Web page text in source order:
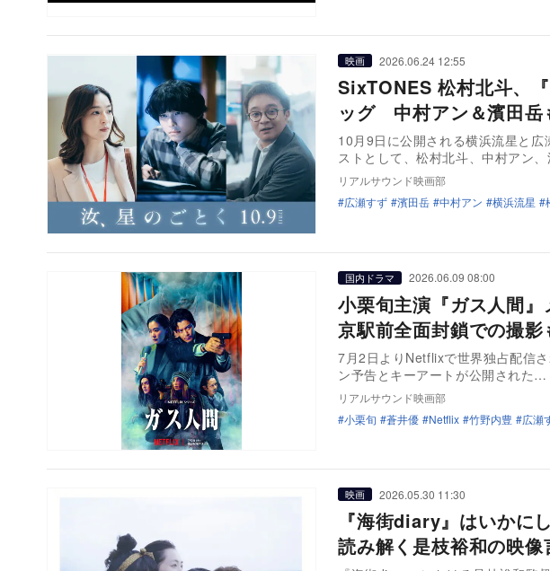
映画 2026.06.24 12:55
SixTONES 松村北斗、
ッグ 中村アン＆濱田岳
10月9日に公開される横浜流星と
ストとして、松村北斗、中村アン
リアルサウンド映画部
広瀬すず
濱田岳 中村アン 横浜流星
国内ドラマ 2026.06.09 08:00
小栗旬主演『ガス人間
京駅前全面封鎖での撮影
7月2日よりNetflixで世界独占配信
ン予告とキーアートが公開された…
リアルサウンド映画部
小栗旬
蒼井優 Netflix 竹野内豊 広瀬
映画 2026.05.30 11:30
『海街diary』はいかに
読み解く是枝裕和の映像